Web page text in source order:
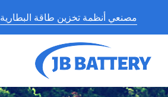
مصنعي أنظمة تخزين طاقة البطارية